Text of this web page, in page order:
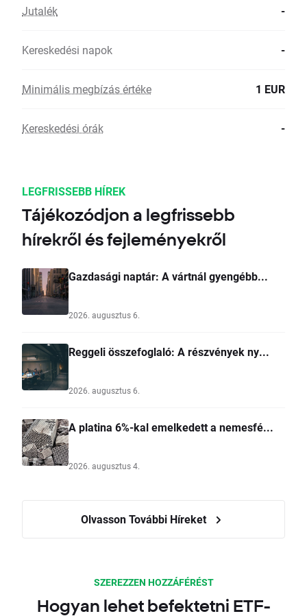
Jutalék -
Kereskedési napok -
Minimális megbízás értéke 1 EUR
Kereskedési órák -
LEGFRISSEBB HÍREK
Tájékozódjon a legfrissebb
hírekről és fejleményekről
Gazdasági naptár: A vártnál gyengébb...
2026. augusztus 6.
Reggeli összefoglaló: A részvények ny...
2026. augusztus 6.
A platina 6%-kal emelkedett a nemesfé...
2026. augusztus 4.
Olvasson További Híreket
SZEREZZEN HOZZÁFÉRÉST
Hogyan lehet befektetni ETF-